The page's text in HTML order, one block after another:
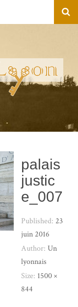
palais
justic
e_007
Published: 23
juin 2016
Author:Un
lyonnais
Size: 1500 ×
844